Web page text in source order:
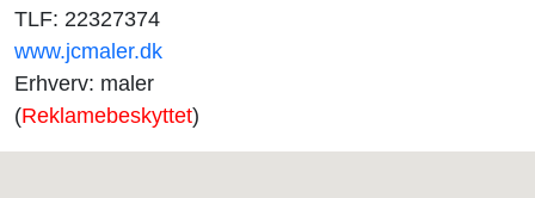
TLF: 22327374
www.jcmaler.dk
Erhverv: maler
(Reklamebeskyttet)